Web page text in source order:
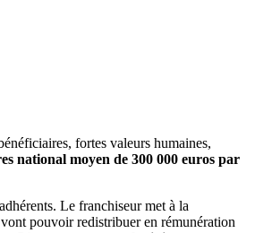
fortes valeurs humaines,
national moyen de 300 000 euros par
Le franchiseur met à la
pouvoir redistribuer en rémunération